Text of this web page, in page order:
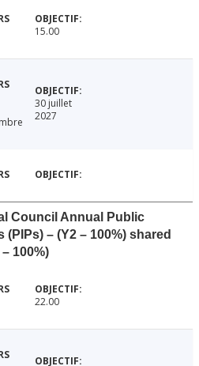
15.00
30 juillet
2027
Council Annual Public
– (Y2 – 100%) shared
100%)
22.00